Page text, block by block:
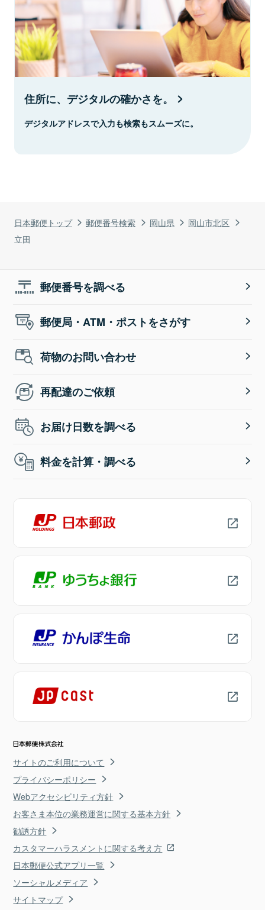
日本郵便トップ 郵便番号検索 岡山県
岡山市北区
立田
住所に、デジタルの確かさを。
デジタルアドレスで入力も検索もスムーズに。
郵便番号を調べる
郵便局・ATM・ポストをさがす
荷物のお問い合わせ
再配達のご依頼
お届け日数を調べる
料金を計算・調べる
サイトのご利用について
プライバシーポリシー
Webアクセシビリティ方針
お客さま本位の業務運営に関する基本方針
勧誘方針
カスタマーハラスメントに関する考え方
日本郵便公式アプリ一覧
ソーシャルメディア
サイトマップ